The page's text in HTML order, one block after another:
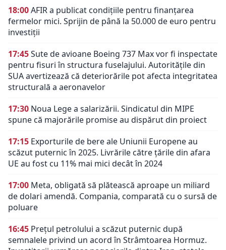
18:00AFIR a publicat condițiile pentru finanțarea
fermelor mici. Sprijin de până la 50.000 de euro pentru
investiții
17:45Sute de avioane Boeing 737 Max vor fi inspectate
pentru fisuri în structura fuselajului. Autoritățile din
SUA avertizează că deteriorările pot afecta integritatea
structurală a aeronavelor
17:30 Noua Lege a salarizării. Sindicatul din MIPE
spune că majorările promise au dispărut din proiect
17:15 Exporturile de bere ale Uniunii Europene au
scăzut puternic în 2025. Livrările către țările din afara
UE au fost cu 11% mai mici decât în 2024
17:00 Meta, obligată să plătească aproape un miliard
de dolari amendă. Compania, comparată cu o sursă de
poluare
16:45 Prețul petrolului a scăzut puternic după
semnalele privind un acord în Strâmtoarea Hormuz.